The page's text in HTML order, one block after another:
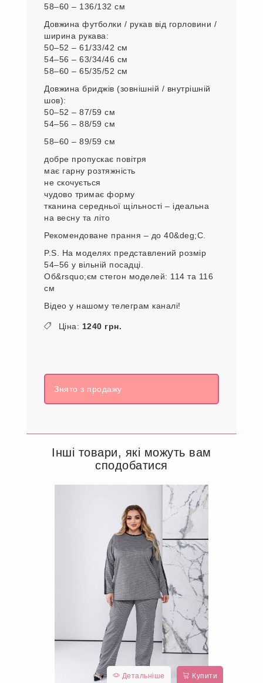
58–60 – 136/132 см
Довжина футболки / рукав від горловини /
ширина рукава:
50–52 – 61/33/42 см
54–56 – 63/34/46 см
58–60 – 65/35/52 см
Довжина бриджів (зовнішній / внутрішній
шов):
50–52 – 87/59 см
54–56 – 88/59 см
58–60 – 89/59 см
добре пропускає повітря
має гарну розтяжність
не скочується
чудово тримає форму
тканина середньої щільності – ідеальна
на весну та літо
Рекомендоване прання – до 40&deg;C.
P.S. На моделях представлений розмір
54–56 у вільній посадці.
Об&rsquo;єм стегон моделей: 114 та 116
см
Відео у нашому телеграм каналі!
Ціна: 1240 грн.
Знято з продажу
Інші товари, які можуть вам
сподобатися
Детальніше Купити